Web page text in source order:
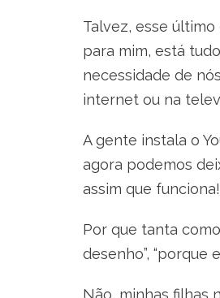
Talvez, esse
para mim, está
necessidade de
internet ou na
A gente instala o
agora podemos
assim que funciona!
Por que tanta
desenho”, “porque
Não, minhas filhas